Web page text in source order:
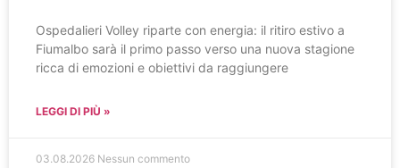
Ospedalieri Volley riparte con energia: il ritiro estivo a
Fiumalbo sarà il primo passo verso una nuova stagione
ricca di emozioni e obiettivi da raggiungere
LEGGI DI PIÙ »
03.08.2026 Nessun commento